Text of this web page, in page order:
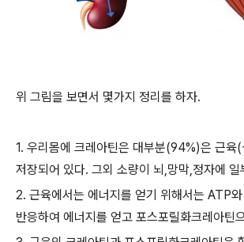
위 그림을 보면서 몇가지 정리를 하자.
1. 우리몸에 크레아틴은 대부분(94%)은 근육(
저장되어 있다. 그외 소량이 뇌 ,망막,정자에 일
2. 근육에서는 에너지를 얻기 위해서는 ATP
반응하여 에너지를 얻고 포스포릴화크레아틴